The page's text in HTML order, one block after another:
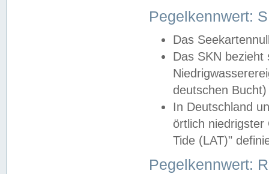
Pegelkennwert:
Das
Das SKN
deutschen
In Deutschland
örtlich
Tide (LAT)"
Pegelkennwert: